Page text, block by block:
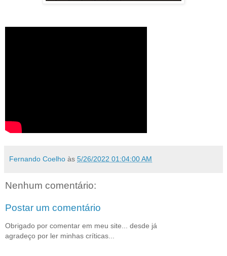
Fernando Coelho às 5/26/2022 01:04:00 AM
Nenhum comentário:
Postar um comentário
Obrigado por comentar em meu site... desde já
agradeço por ler minhas críticas...